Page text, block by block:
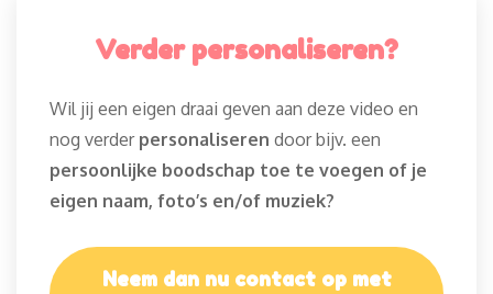
Verder personaliseren?
Wil jij een eigen draai geven aan deze video en
nog verder personaliseren door bijv. een
persoonlijke boodschap toe te voegen of je
eigen naam, foto’s en/of muziek?
Neem dan nu contact op met